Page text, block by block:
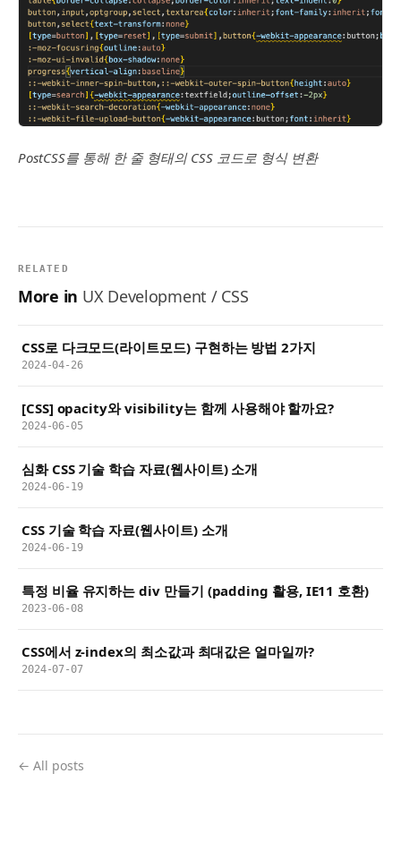
PostCSS를 통해 한 줄 형태의 CSS 코드로 형식 변환
RELATED
More in UX Development / CSS
CSS로 다크모드(라이트모드) 구현하는 방법 2가지
2024-04-26
[CSS] opacity와 visibility는 함께 사용해야 할까요?
2024-06-05
심화 CSS 기술 학습 자료(웹사이트) 소개
2024-06-19
CSS 기술 학습 자료(웹사이트) 소개
2024-06-19
특정 비율 유지하는 div 만들기 (padding 활용, IE11 호환)
2023-06-08
CSS에서 z-index의 최소값과 최대값은 얼마일까?
2024-07-07
← All posts